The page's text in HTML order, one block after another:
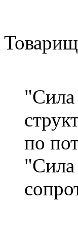
"Сила
по
"Сила